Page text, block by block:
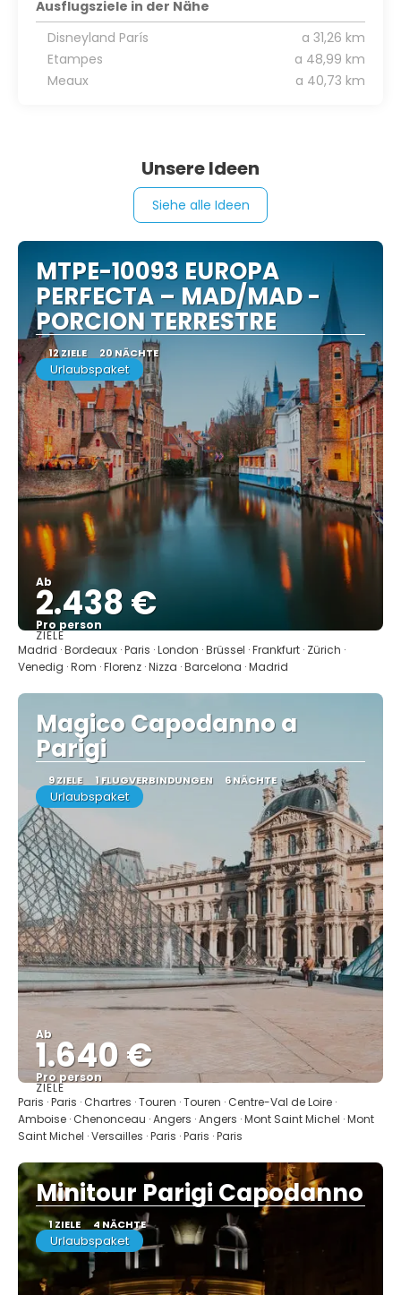
Ausflugsziele in der Nähe
Disneyland París
a 31,26 km
Etampes
a 48,99 km
Meaux
a 40,73 km
Unsere Ideen
Siehe alle Ideen
MTPE-10093 EUROPA
PERFECTA – MAD/MAD -
PORCION TERRESTRE
12 ZIELE 20 NÄCHTE
Urlaubspaket
Ab
2.438 €
Pro person
Sehen
ZIELE
Madrid · Bordeaux · Paris · London · Brüssel · Frankfurt · Zürich ·
Venedig · Rom · Florenz · Nizza · Barcelona · Madrid
Magico Capodanno a
Parigi
9 ZIELE 1 FLUGVERBINDUNGEN 6 NÄCHTE
Urlaubspaket
Ab
1.640 €
Pro person
Sehen
ZIELE
Paris · Paris · Chartres · Touren · Touren · Centre-Val de Loire ·
Amboise · Chenonceau · Angers · Angers · Mont Saint Michel · Mont
Saint Michel · Versailles · Paris · Paris · Paris
Minitour Parigi Capodanno
1 ZIELE 4 NÄCHTE
Urlaubspaket